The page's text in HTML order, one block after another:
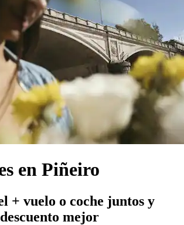
en Piñeiro
+ vuelo o coche juntos y
mejor